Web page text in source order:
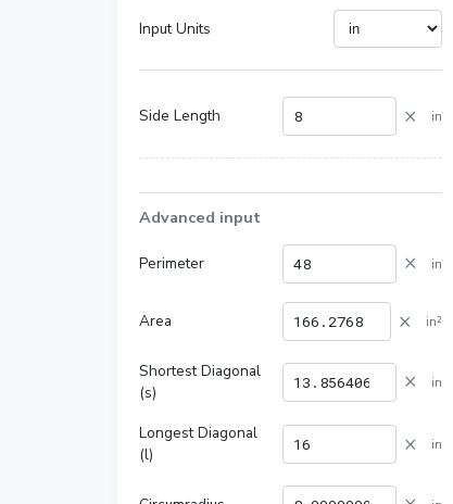
Input Units
Side Length × in
Advanced input
Perimeter × in
Area × in²
Shortest Diagonal
(s)
× in
Longest Diagonal
(l)
× in